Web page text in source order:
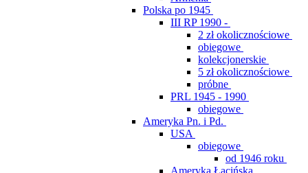
Polska po 1945
III RP 1990 -
2 zł okolicznościowe
obiegowe
kolekcjonerskie
5 zł okolicznościowe
próbne
PRL 1945 - 1990
obiegowe
Ameryka Pn. i Pd.
USA
obiegowe
od 1946 roku
Ameryka Łacińska